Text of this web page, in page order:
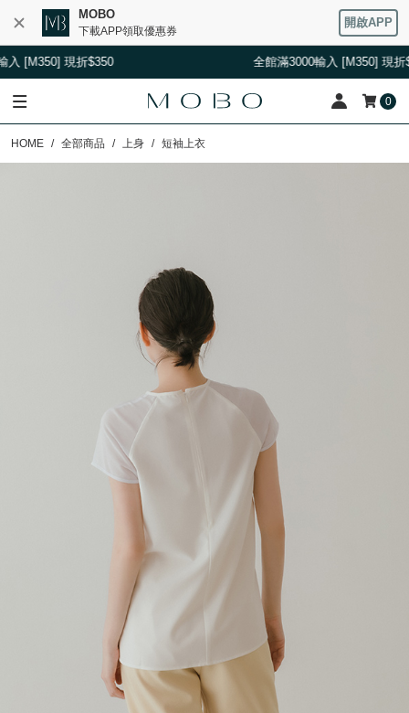
MOBO
下載APP領取優惠券
開啟APP
現折$350 全館滿3000輸入 [M350] 現折$350
0
HOME 全部商品 上身 短袖上衣